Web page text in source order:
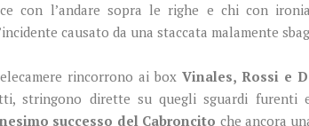
con l’andare sopra le righe e chi con
causato da una staccata malamente
rincorrono ai box Vinales, Rossi e
stringono dirette su quegli sguardi furenti
successo del Cabroncito che ancora